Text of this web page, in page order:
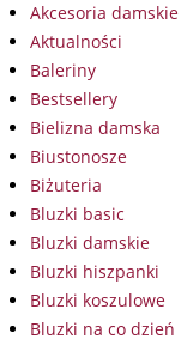
Akcesoria damskie
Aktualności
Baleriny
Bestsellery
Bielizna damska
Biustonosze
Biżuteria
Bluzki basic
Bluzki damskie
Bluzki hiszpanki
Bluzki koszulowe
Bluzki na co dzień